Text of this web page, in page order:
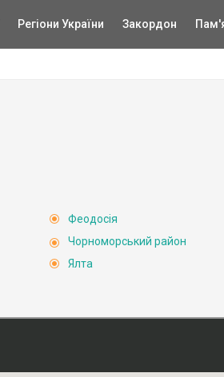
Регіони України Закордон
Феодосія
Чорноморський район
Ялта